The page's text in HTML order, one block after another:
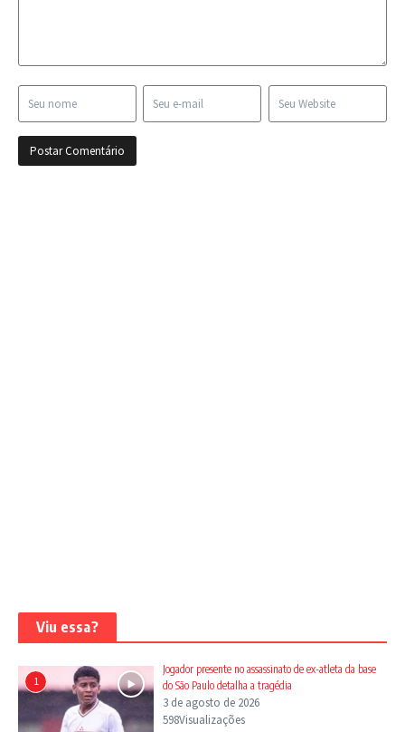
Viu essa?
1
Jogador presente no assassinato de ex-atleta da base
do São Paulo detalha a tragédia
3 de agosto de 2026
598Visualizações